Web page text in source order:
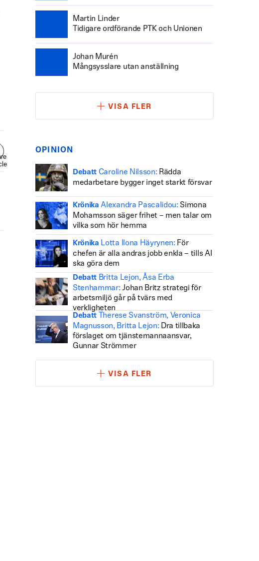
Martin Linder
Tidigare ordförande PTK och Unionen
Johan Murén
Mångsysslare utan anställning
VISA FLER
OPINION
Debatt Caroline Nilsson: Rädda
medarbetare bygger inget starkt försvar
Krönika Alexandra Pascalidou: Simona
Mohamsson säger frihet – men talar om
vilka som hör hemma
Krönika Lotta Ilona Häyrynen: För
chefen är alla andras jobb enkla – tills AI
ska göra dem
Debatt Britta Lejon, Åsa Erba
Stenhammar: Johan Britz strategi för
arbetsmiljö går på tvärs med
verkligheten
Debatt
Therese Svanström, Veronica
Magnusson, Britta Lejon: Dra tillbaka
förslaget om tjänstemannaansvar,
Gunnar Strömmer
VISA FLER